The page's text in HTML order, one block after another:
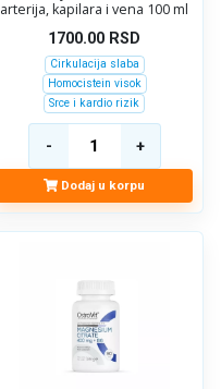
arterija, kapilara i vena 100 ml
1700.00 RSD
Cirkulacija slaba
Homocistein visok
Srce i kardio rizik
Dodaj u korpu